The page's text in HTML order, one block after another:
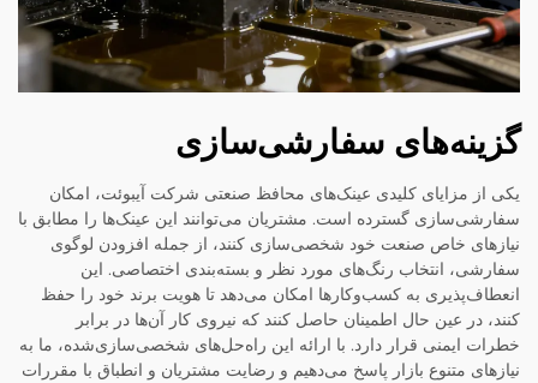
گزینه‌های سفارشی‌سازی
یکی از مزایای کلیدی عینک‌های محافظ صنعتی شرکت آیبوئت، امکان
سفارشی‌سازی گسترده است. مشتریان می‌توانند این عینک‌ها را مطابق با
نیازهای خاص صنعت خود شخصی‌سازی کنند، از جمله افزودن لوگوی
سفارشی، انتخاب رنگ‌های مورد نظر و بسته‌بندی اختصاصی. این
انعطاف‌پذیری به کسب‌وکارها امکان می‌دهد تا هویت برند خود را حفظ
کنند، در عین حال اطمینان حاصل کنند که نیروی کار آن‌ها در برابر
خطرات ایمنی قرار دارد. با ارائه این راه‌حل‌های شخصی‌سازی‌شده، ما به
نیازهای متنوع بازار پاسخ می‌دهیم و رضایت مشتریان و انطباق با مقررات